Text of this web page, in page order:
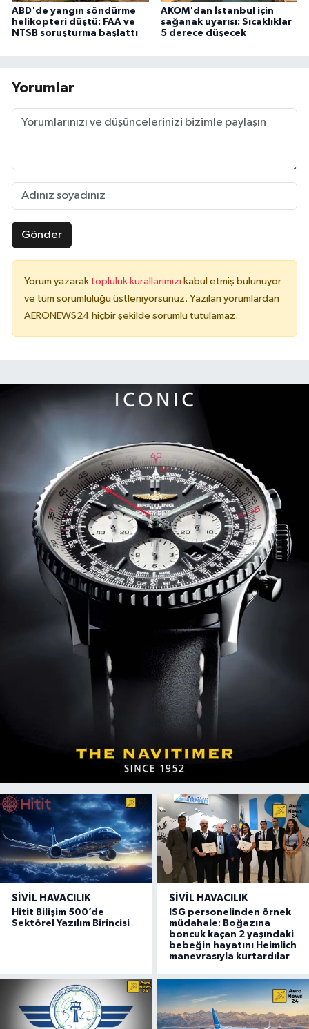
ABD'de yangın söndürme
helikopteri düştü: FAA ve
NTSB soruşturma başlattı
AKOM'dan İstanbul için
sağanak uyarısı: Sıcaklıklar
5 derece düşecek
Yorumlar
Gönder
Yorum yazarak topluluk kurallarımızı kabul etmiş bulunuyor
ve tüm sorumluluğu üstleniyorsunuz. Yazılan yorumlardan
AERONEWS24 hiçbir şekilde sorumlu tutulamaz.
SIVIL HAVACILIK
Hitit Bilişim 500’de
Sektörel Yazılım Birincisi
SIVIL HAVACILIK
ISG personelinden örnek
müdahale: Boğazına
boncuk kaçan 2 yaşındaki
bebeğin hayatını Heimlich
manevrasıyla kurtardılar